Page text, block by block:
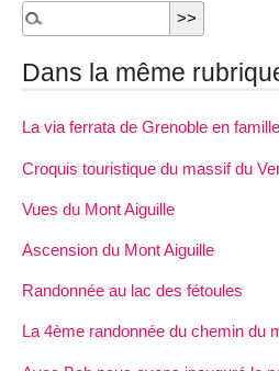
Dans la même
La via ferrata de Grenoble en famille
Croquis touristique du massif du
Vues du Mont Aiguille
Ascension du Mont Aiguille
Randonnée au lac des fétoules
La 4ème randonnée du chemin du